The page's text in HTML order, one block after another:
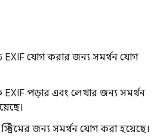
​​যোগ করার জন্য সমর্থন যোগ
​​পড়ার এবং লেখার জন্য সমর্থন
জন্য সমর্থন যোগ করা হয়েছে।